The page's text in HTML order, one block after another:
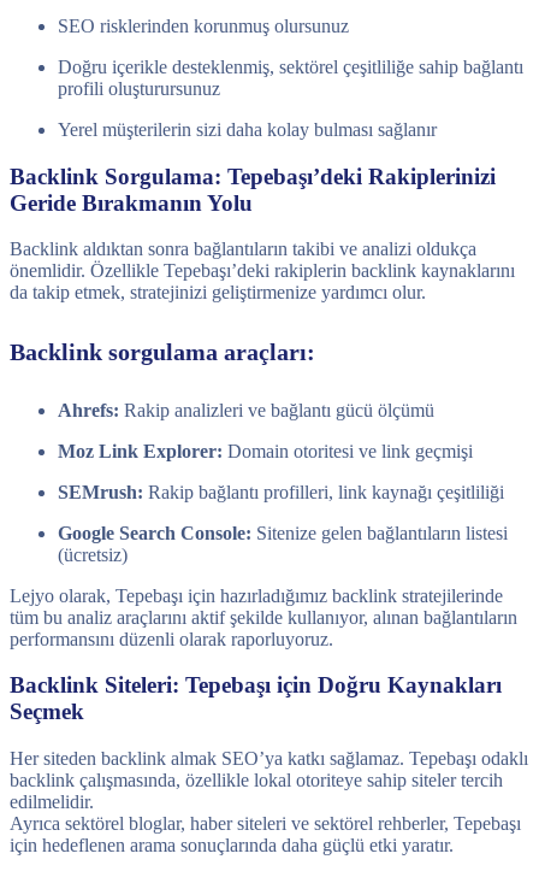
SEO risklerinden korunmuş olursunuz
Doğru içerikle desteklenmiş, sektörel çeşitliliğe sahip bağlantı
profili oluşturursunuz
Yerel müşterilerin sizi daha kolay bulması sağlanır
Backlink Sorgulama: Tepebaşı’deki Rakiplerinizi
Geride Bırakmanın Yolu
Backlink aldıktan sonra bağlantıların takibi ve analizi oldukça
önemlidir. Özellikle Tepebaşı’deki rakiplerin backlink kaynaklarını
da takip etmek, stratejinizi geliştirmenize yardımcı olur.
Backlink sorgulama araçları:
Ahrefs: Rakip analizleri ve bağlantı gücü ölçümü
Moz Link Explorer: Domain otoritesi ve link geçmişi
SEMrush: Rakip bağlantı profilleri, link kaynağı çeşitliliği
Google Search Console: Sitenize gelen bağlantıların listesi
(ücretsiz)
Lejyo olarak, Tepebaşı için hazırladığımız backlink stratejilerinde
tüm bu analiz araçlarını aktif şekilde kullanıyor, alınan bağlantıların
performansını düzenli olarak raporluyoruz.
Backlink Siteleri: Tepebaşı için Doğru Kaynakları
Seçmek
Her siteden backlink almak SEO’ya katkı sağlamaz. Tepebaşı odaklı
backlink çalışmasında, özellikle lokal otoriteye sahip siteler tercih
edilmelidir.
Ayrıca sektörel bloglar, haber siteleri ve sektörel rehberler, Tepebaşı
için hedeflenen arama sonuçlarında daha güçlü etki yaratır.